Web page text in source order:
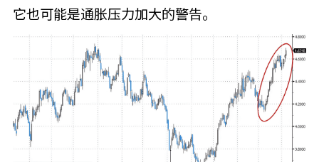
它也可能是通胀压力加大的警告。